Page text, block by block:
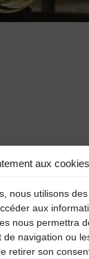
aux cookies
nous utilisons
aux
nous permettra
navigation ou
retirer son